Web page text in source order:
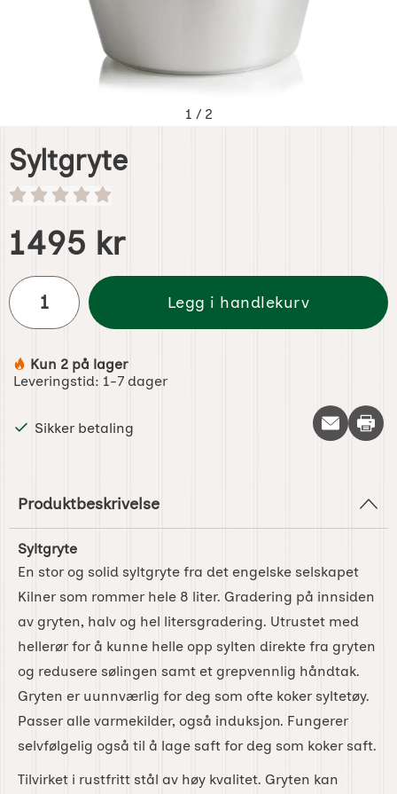
1 / 2
Syltgryte
Handle dette produktet, Syltgryte
pris
1495 kr
antall
Legg i handlekurv
Produkttilgjengelighet:
Kun 2 på lager
Leveringstid: 1-7 dager
Sikker betaling Skriv
Produktbeskrivelse
Syltgryte
En stor og solid syltgryte fra det engelske selskapet
Kilner som rommer hele 8 liter. Gradering på innsiden
av gryten, halv og hel litersgradering. Utrustet med
hellerør for å kunne helle opp sylten direkte fra gryten
og redusere sølingen samt et grepvennlig håndtak.
Gryten er uunnværlig for deg som ofte koker syltetøy.
Passer alle varmekilder, også induksjon. Fungerer
selvfølgelig også til å lage saft for deg som koker saft.
Tilvirket i rustfritt stål av høy kvalitet. Gryten kan